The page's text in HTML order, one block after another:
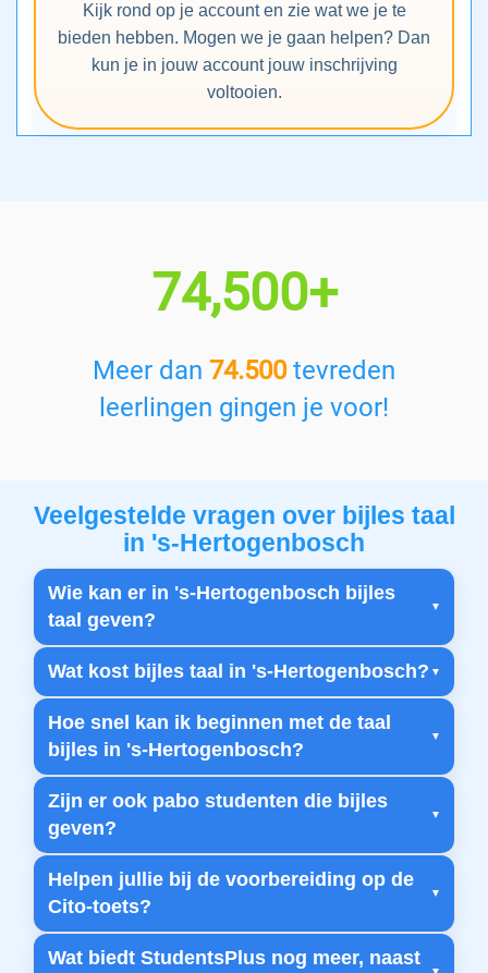
Kijk rond op je account en zie wat we je te
bieden hebben. Mogen we je gaan helpen? Dan
kun je in jouw account jouw inschrijving
voltooien.
74,500+
Meer dan 74.500tevreden
leerlingen gingen je voor!
Veelgestelde vragen over bijles taal
in 's-Hertogenbosch
Wie kan er in 's-Hertogenbosch bijles
taal geven?
Wat kost bijles taal in 's-Hertogenbosch?
Hoe snel kan ik beginnen met de taal
bijles in 's-Hertogenbosch?
Zijn er ook pabo studenten die bijles
geven?
Helpen jullie bij de voorbereiding op de
Cito-toets?
Wat biedt StudentsPlus nog meer, naast